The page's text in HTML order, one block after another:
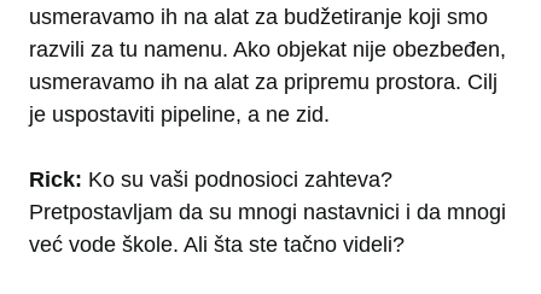
usmeravamo ih na alat za budžetiranje koji smo
razvili za tu namenu. Ako objekat nije obezbeđen,
usmeravamo ih na alat za pripremu prostora. Cilj
je uspostaviti pipeline, a ne zid.
Rick: Ko su vaši podnosioci zahteva?
Pretpostavljam da su mnogi nastavnici i da mnogi
već vode škole. Ali šta ste tačno videli?